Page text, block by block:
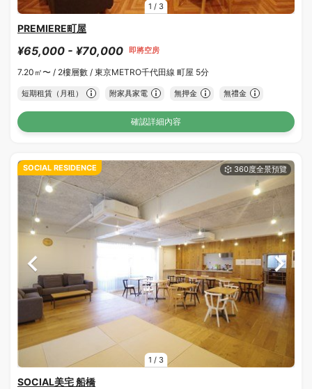
1 / 3
PREMIERE町屋
¥65,000 - ¥70,000 即將空房
7.20㎡〜 / 2樓層數 / 東京METRO千代田線 町屋 5分
短期租賃（月租） 附家具家電 無押金 無禮金
確認詳細內容
1 / 3
SOCIAL RESIDENCE
SOCIAL美宅 船橋